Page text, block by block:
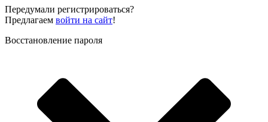
Передумали регистрироваться?
Предлагаем войти на сайт!
Восстановление пароля